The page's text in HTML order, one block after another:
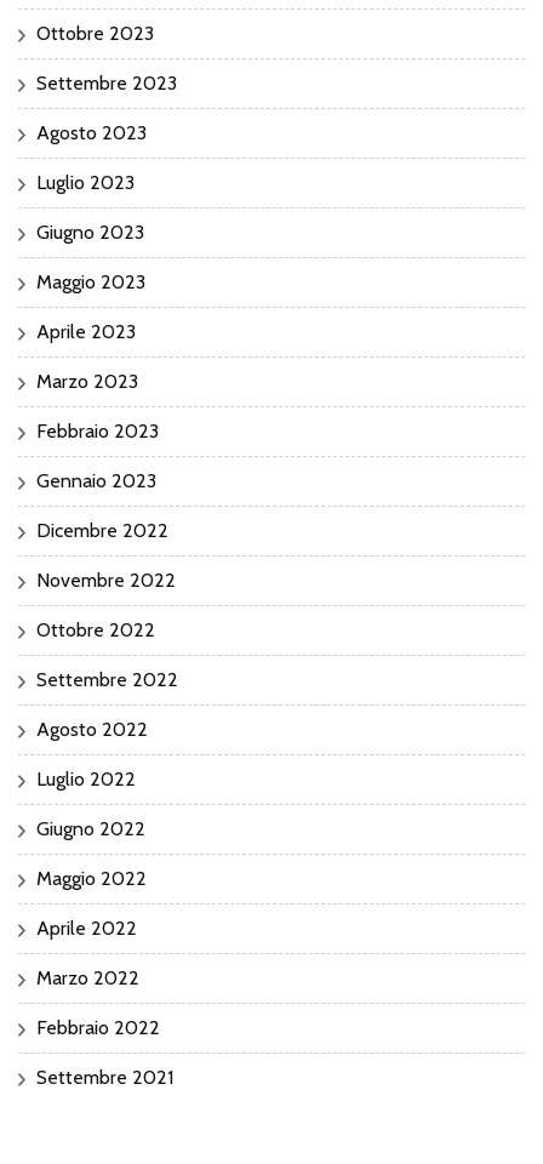
Ottobre 2023
Settembre 2023
Agosto 2023
Luglio 2023
Giugno 2023
Maggio 2023
Aprile 2023
Marzo 2023
Febbraio 2023
Gennaio 2023
Dicembre 2022
Novembre 2022
Ottobre 2022
Settembre 2022
Agosto 2022
Luglio 2022
Giugno 2022
Maggio 2022
Aprile 2022
Marzo 2022
Febbraio 2022
Settembre 2021